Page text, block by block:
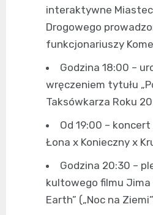
interaktywne
Drogowego
funkcjonariuszy
Godzina 18:00 –
wręczeniem tytułu
Taksówkarza Roku
Od 19:00 –
Łona x Konieczny x
Godzina 20:30 –
kultowego filmu Jima
Earth” („Noc na